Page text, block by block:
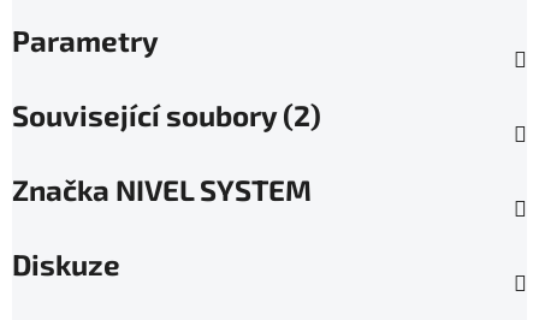
Parametry
Související soubory (2)
Značka NIVEL SYSTEM
Diskuze